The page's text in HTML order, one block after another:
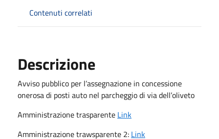
Contenuti correlati
Descrizione
Avviso pubblico per l’assegnazione in concessione
onerosa di posti auto nel parcheggio di via dell’oliveto
Amministrazione trasparente Link
Amministrazione trawsparente 2: Link